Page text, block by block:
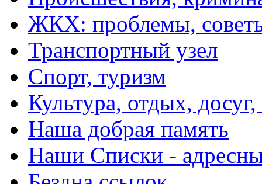
ЖКХ: проблемы,
Транспортный узел
Спорт, туризм
Культура, отдых,
Наша добрая память
Наши Списки -